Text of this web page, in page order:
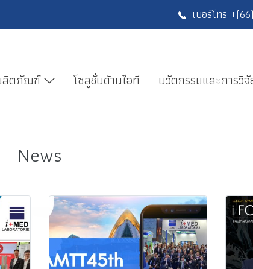
เบอร์โทร +
ลิตภัณฑ์ โซลูชั่นด้านไอที นวัตกรรมและการวิ
News